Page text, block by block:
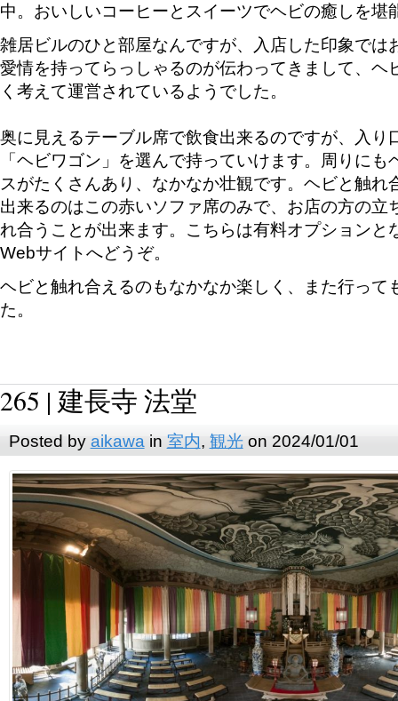
中。おいしいコーヒーとスイーツでヘビの癒しを堪
雑居ビルのひと部屋なんですが、入店した印象では
愛情を持ってらっしゃるのが伝わってきまして、ヘ
く考えて運営されているようでした。
奥に見えるテーブル席で飲食出来るのですが、入り
「ヘビワゴン」を選んで持っていけます。周りに
スがたくさんあり、なかなか壮観です。ヘビと触れ
出来るのはこの赤いソファ席のみで、お店の方の立
れ合うことが出来ます。こちらは有料オプションと
Webサイトへどうぞ。
ヘビと触れ合えるのもなかなか楽しく、また行って
た。
265 | 建長寺 法堂
Posted by aikawain 室内, 観光on 2024/01/01